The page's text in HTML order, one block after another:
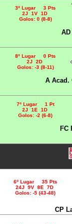
3º Lugar 3 Pts
2J 1V 1D
Golos: 0 (8-8)
8º Lugar 0 Pts
2J 2D
Golos: -3 (8-11)
A Acad.
7º Lugar 1 Pt
2J 1E 1D
Golos: -2 (6-8)
FC
6º Lugar 35 Pts
24J 9V 8E 7D
Golos: -5 (43-48)
CP